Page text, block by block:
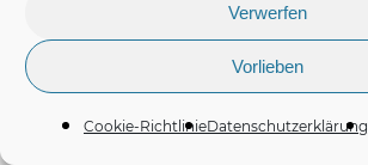
Verwerfen
Vorlieben
Cookie-RichtlinieDatenschutzerklärung
© 2026 Arche Lübeck.